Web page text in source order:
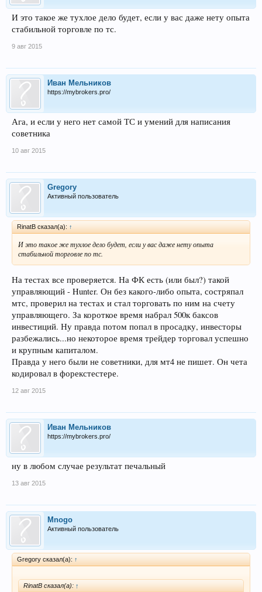
И это такое же тухлое дело будет, если у вас даже нету опыта
стабильной торговле по тс.
9 авг 2015
Иван Мельников
https://mybrokers.pro/
Ага, и если у него нет самой ТС и умений для написания
советника
10 авг 2015
Gregory
Активный пользователь
RinatB сказал(а): ↑
И это такое же тухлое дело будет, если у вас даже нету опыта
стабильной торговле по тс.
На тестах все проверяется. На ФК есть (или был?) такой
управляющий - Hunter. Он без какого-либо опыта, состряпал
мтс, проверил на тестах и стал торговать по ним на счету
управляющего. За короткое время набрал 500к баксов
инвестиций. Ну правда потом попал в просадку, инвесторы
разбежались...но некоторое время трейдер торговал успешно
и крупным капиталом.
Правда у него были не советники, для мт4 не пишет. Он чета
кодировал в форекстестере.
12 авг 2015
Иван Мельников
https://mybrokers.pro/
ну в любом случае результат печальный
13 авг 2015
Mnogo
Активный пользователь
Gregory сказал(а): ↑
RinatB сказал(а): ↑